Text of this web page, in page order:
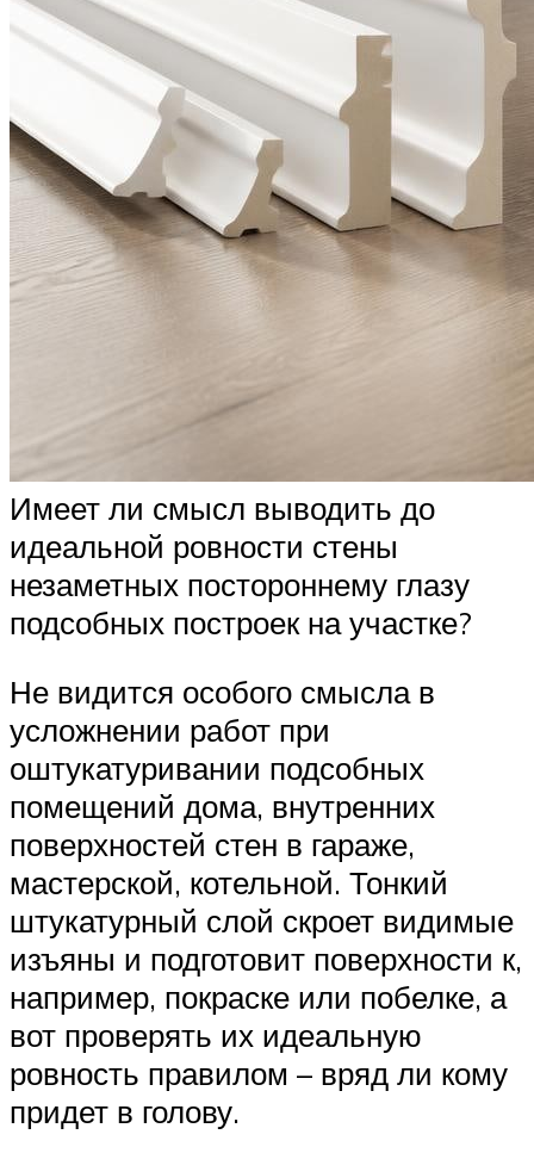
Имеет ли смысл выводить до
идеальной ровности стены
незаметных постороннему глазу
подсобных построек на участке?
Не видится особого смысла в
усложнении работ при
оштукатуривании подсобных
помещений дома, внутренних
поверхностей стен в гараже,
мастерской, котельной. Тонкий
штукатурный слой скроет видимые
изъяны и подготовит поверхности к,
например, покраске или побелке, а
вот проверять их идеальную
ровность правилом – вряд ли кому
придет в голову.